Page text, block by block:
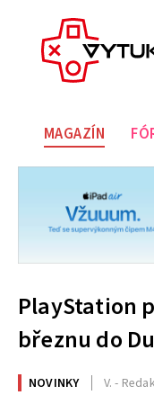
MAGAZÍN
PlayStation
březnu do
NOVINKY V. -